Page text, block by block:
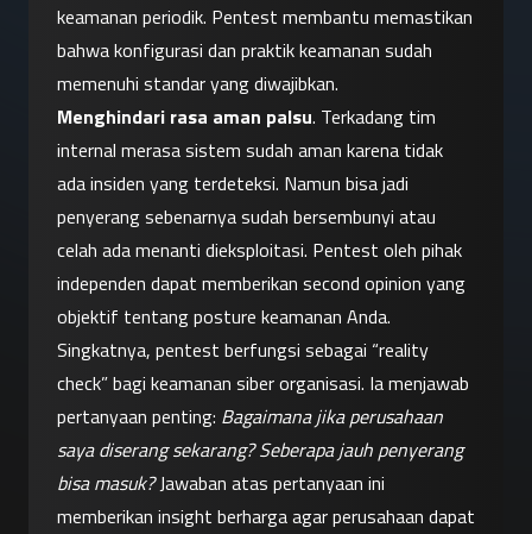
keamanan periodik. Pentest membantu memastikan
bahwa konfigurasi dan praktik keamanan sudah
memenuhi standar yang diwajibkan.
Menghindari rasa aman palsu. Terkadang tim
internal merasa sistem sudah aman karena tidak
ada insiden yang terdeteksi. Namun bisa jadi
penyerang sebenarnya sudah bersembunyi atau
celah ada menanti dieksploitasi. Pentest oleh pihak
independen dapat memberikan second opinion yang
objektif tentang posture keamanan Anda.
Singkatnya, pentest berfungsi sebagai “reality
check” bagi keamanan siber organisasi. Ia menjawab
pertanyaan penting: Bagaimana jika perusahaan
saya diserang sekarang? Seberapa jauh penyerang
bisa masuk? Jawaban atas pertanyaan ini
memberikan insight berharga agar perusahaan dapat